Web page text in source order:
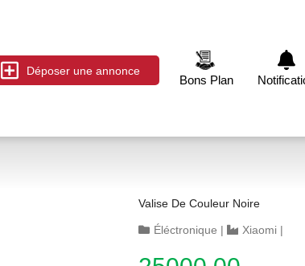
Déposer une annonce
Bons Plan
Valise De Couleur Noire
Éléctronique | Xiaomi |